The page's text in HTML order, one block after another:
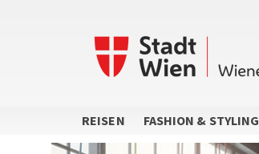
REISEN FASHION & STYLING